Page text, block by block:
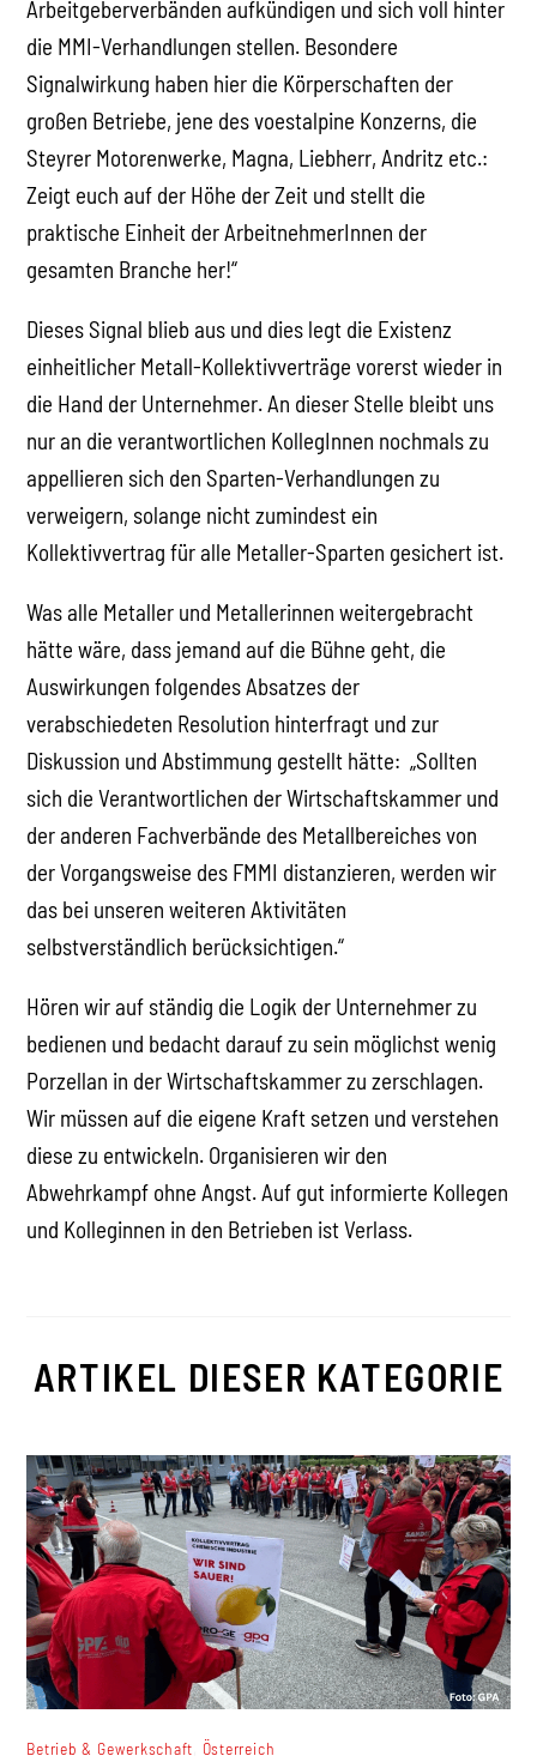
Arbeitgeberverbänden aufkündigen und sich voll hinter
die MMI-Verhandlungen stellen. Besondere
Signalwirkung haben hier die Körperschaften der
großen Betriebe, jene des voestalpine Konzerns, die
Steyrer Motorenwerke, Magna, Liebherr, Andritz etc.:
Zeigt euch auf der Höhe der Zeit und stellt die
praktische Einheit der ArbeitnehmerInnen der
gesamten Branche her!“
Dieses Signal blieb aus und dies legt die Existenz
einheitlicher Metall-Kollektivverträge vorerst wieder in
die Hand der Unternehmer. An dieser Stelle bleibt uns
nur an die verantwortlichen KollegInnen nochmals zu
appellieren sich den Sparten-Verhandlungen zu
verweigern, solange nicht zumindest ein
Kollektivvertrag für alle Metaller-Sparten gesichert ist.
Was alle Metaller und Metallerinnen weitergebracht
hätte wäre, dass jemand auf die Bühne geht, die
Auswirkungen folgendes Absatzes der
verabschiedeten Resolution hinterfragt und zur
Diskussion und Abstimmung gestellt hätte: „Sollten
sich die Verantwortlichen der Wirtschaftskammer und
der anderen Fachverbände des Metallbereiches von
der Vorgangsweise des FMMI distanzieren, werden wir
das bei unseren weiteren Aktivitäten
selbstverständlich berücksichtigen.“
Hören wir auf ständig die Logik der Unternehmer zu
bedienen und bedacht darauf zu sein möglichst wenig
Porzellan in der Wirtschaftskammer zu zerschlagen.
Wir müssen auf die eigene Kraft setzen und verstehen
diese zu entwickeln. Organisieren wir den
Abwehrkampf ohne Angst. Auf gut informierte Kollegen
und Kolleginnen in den Betrieben ist Verlass.
ARTIKEL DIESER KATEGORIE
Betrieb & Gewerkschaft Österreich